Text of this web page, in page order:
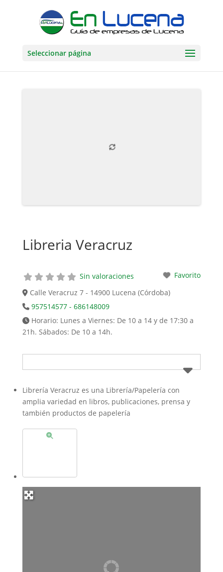
Seleccionar página
Libreria Veracruz
Sin valoraciones
Favorito
Calle Veracruz 7 - 14900 Lucena (Córdoba)
957514577 - 686148009
Horario: Lunes a Viernes: De 10 a 14 y de 17:30 a
21h. Sábados: De 10 a 14h.
Librería Veracruz es una Librería/Papelería con
amplia variedad en libros, publicaciones, prensa y
también productos de papelería